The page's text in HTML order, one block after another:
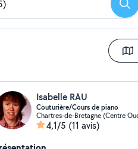
Isabelle RAU
Couturière/Cours de piano
Chartres-de-Bretagne (Centre
4,1/5 (11 avis)